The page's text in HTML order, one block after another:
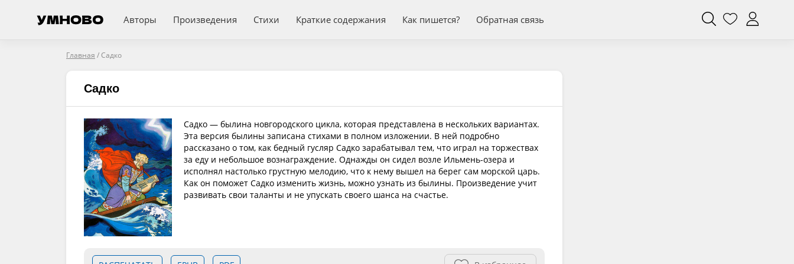
Авторы Произведения Стихи Краткие содержания Как пишется? Обратная связь
Главная /Садко
Садко
Садко — былина новгородского цикла, которая представлена в нескольких вариантах.
Эта версия былины записана стихами в полном изложении. В ней подробно
рассказано о том, как бедный гусляр Садко зарабатывал тем, что играл на торжествах
за еду и небольшое вознаграждение. Однажды он сидел возле Ильмень-озера и
исполнял настолько грустную мелодию, что к нему вышел на берег сам морской царь.
Как он поможет Садко изменить жизнь, можно узнать из былины. Произведение учит
развивать свои таланты и не упускать своего шанса на счастье.